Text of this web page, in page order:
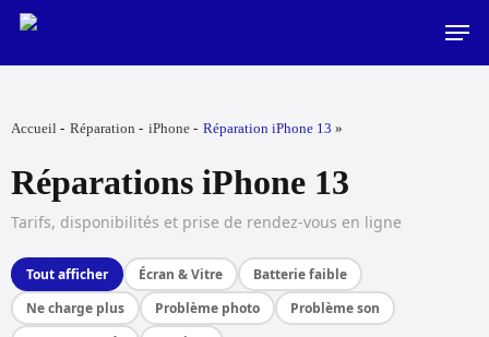
Skip
Menu
Accueil Réparation iPhone Réparation iPhone 13
Réparations iPhone 13
Tarifs, disponibilités et prise de rendez-vous en ligne
Tout afficher Écran & Vitre
Batterie faible
Ne charge plus
Problème photo
Problème son